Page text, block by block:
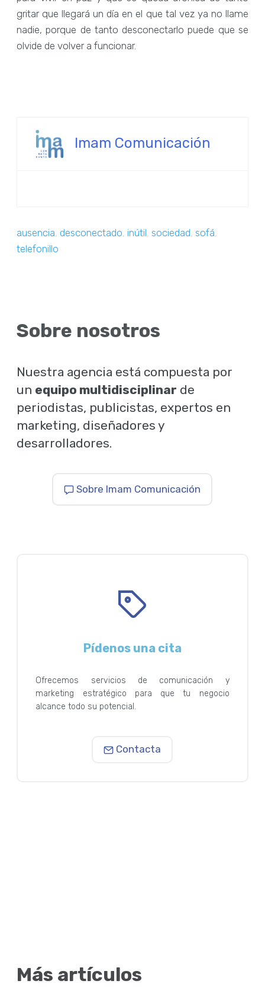
gritar que llegará un día en el que tal vez ya no llame
nadie, porque de tanto desconectarlo puede que se
olvide de volver a funcionar.
Imam Comunicación
ausencia,desconectado,inútil,sociedad,sofá,
telefonillo
Sobre nosotros
Nuestra agencia está compuesta por
un equipo multidisciplinar de
periodistas, publicistas, expertos en
marketing, diseñadores y
desarrolladores.
Sobre Imam Comunicación
Pídenos una cita
Ofrecemos servicios de comunicación y
marketing estratégico para que tu negocio
alcance todo su potencial.
Contacta
Más artículos